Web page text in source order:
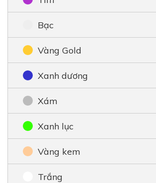
Bạc
Vàng Gold
Xanh dương
Xám
Xanh lục
Vàng kem
Trắng